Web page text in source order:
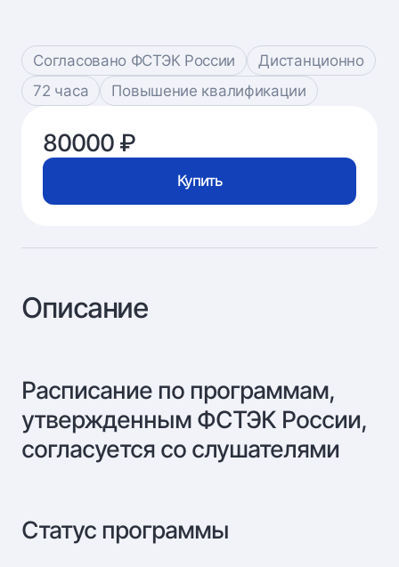
Согласовано ФСТЭК России
Дистанционно
72 часа
Повышение квалификации
80000 ₽
Купить
Описание
Расписание по программам,
утвержденным ФСТЭК России,
согласуется со слушателями
Статус программы